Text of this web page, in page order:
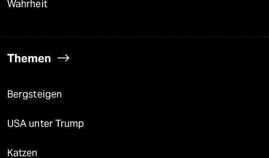
Wahrheit
Themen
Bergsteigen
USA unter Trump
Katzen